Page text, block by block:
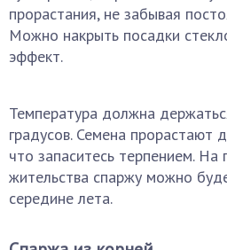
прорастания, не забывая
Можно накрыть посадки
эффект.
Температура должна
градусов. Семена прорастают
что запаситесь терпением. На
жительства спаржу можно
середине лета.